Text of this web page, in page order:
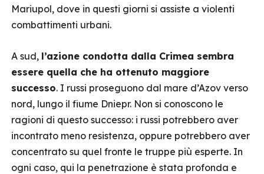
Mariupol, dove in questi giorni si assiste a violenti
combattimenti urbani.
A sud, l’azione condotta dalla Crimea sembra
essere quella che ha ottenuto maggiore
successo. I russi proseguono dal mare d’Azov verso
nord, lungo il fiume Dniepr. Non si conoscono le
ragioni di questo successo: i russi potrebbero aver
incontrato meno resistenza, oppure potrebbero aver
concentrato su quel fronte le truppe più esperte. In
ogni caso, qui la penetrazione è stata profonda e